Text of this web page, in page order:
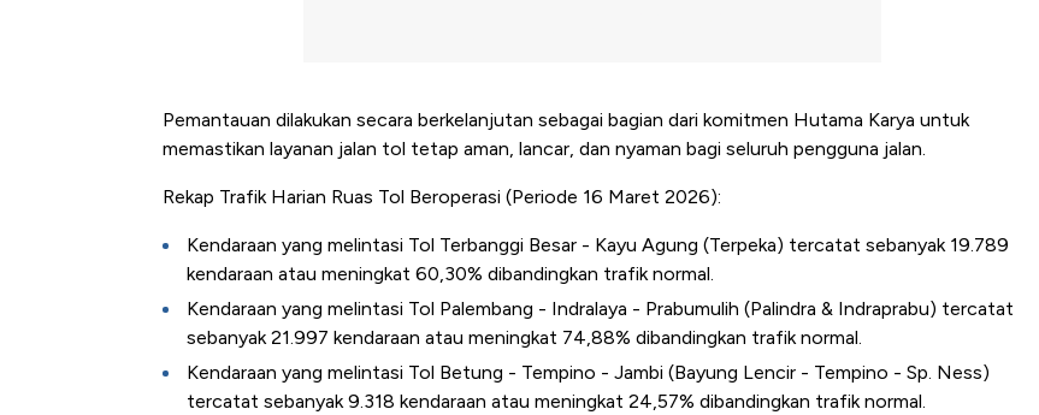
Pemantauan dilakukan secara berkelanjutan sebagai bagian dari komitmen Hutama Karya untuk
memastikan layanan jalan tol tetap aman, lancar, dan nyaman bagi seluruh pengguna jalan.
Rekap Trafik Harian Ruas Tol Beroperasi (Periode 16 Maret 2026):
Kendaraan yang melintasi Tol Terbanggi Besar - Kayu Agung (Terpeka) tercatat sebanyak 19.789
kendaraan atau meningkat 60,30% dibandingkan trafik normal.
Kendaraan yang melintasi Tol Palembang - Indralaya - Prabumulih (Palindra & Indraprabu) tercatat
sebanyak 21.997 kendaraan atau meningkat 74,88% dibandingkan trafik normal.
Kendaraan yang melintasi Tol Betung - Tempino - Jambi (Bayung Lencir - Tempino - Sp. Ness)
tercatat sebanyak 9.318 kendaraan atau meningkat 24,57% dibandingkan trafik normal.
Bangkit dari Kubur! Bisnis Furniture &
Industri Susu Jadi Bintang Baru Ekonomi